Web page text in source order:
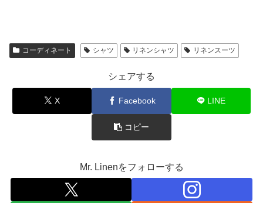
コーディネート シャツ リネンシャツ リネンスーツ
シェアする
X Facebook LINE
コピー
Mr. Linenをフォローする